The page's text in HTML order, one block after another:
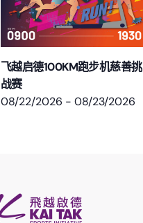
飞越启德100KM跑步机慈善挑
战赛
08/22/2026 - 08/23/2026